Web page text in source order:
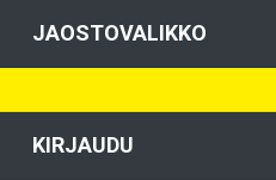
JAOSTOVALIKKO
KIRJAUDU